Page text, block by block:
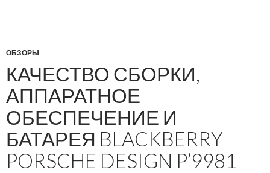
ОБЗОРЫ
КАЧЕСТВО СБОРКИ,
АППАРАТНОЕ
ОБЕСПЕЧЕНИЕ И
БАТАРЕЯ BLACKBERRY
PORSCHE DESIGN P’9981